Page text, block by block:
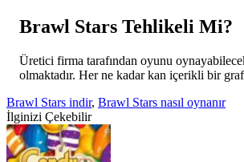
Brawl Stars Tehlikeli Mi?
Üretici firma tarafından oyunu
olmaktadır. Her ne kadar kan içerikli bir
Brawl Stars indir, Brawl Stars nasıl oynanır
İlginizi Çekebilir